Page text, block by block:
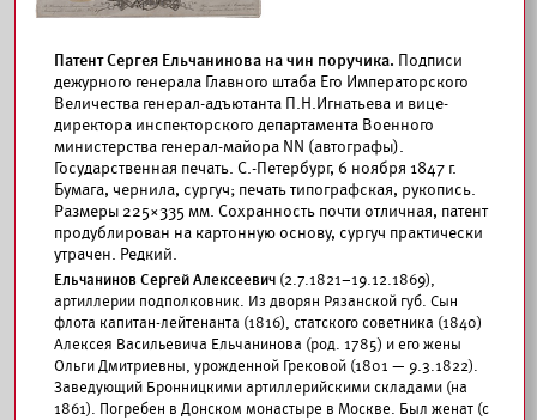
Патент Сергея Ельчанинова на чин поручика. Подписи
дежурного генерала Главного штаба Его Императорского
Величества генерал-адъютанта П.Н.Игнатьева и вице-
директора инспекторского департамента Военного
министерства генерал-майора NN (автографы).
Государственная печать. С.-Петербург, 6 ноября 1847 г.
Бумага, чернила, сургуч; печать типографская, рукопись.
Размеры 225×335 мм. Сохранность почти отличная, патент
продублирован на картонную основу, сургуч практически
утрачен. Редкий.
Ельчанинов Сергей Алексеевич (2.7.1821–19.12.1869),
артиллерии подполковник. Из дворян Рязанской губ. Сын
флота капитан-лейтенанта (1816), статского советника (1840)
Алексея Васильевича Ельчанинова (род. 1785) и его жены
Ольги Дмитриевны, урожденной Грековой (1801 — 9.3.1822).
Заведующий Бронницкими артиллерийскими складами (на
1861). Погребен в Донском монастыре в Москве. Был женат (с